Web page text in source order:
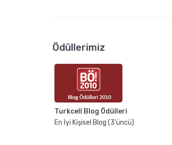
Ödüllerimiz
Turkcell Blog Ödülleri
En İyi Kişisel Blog (3'üncü)